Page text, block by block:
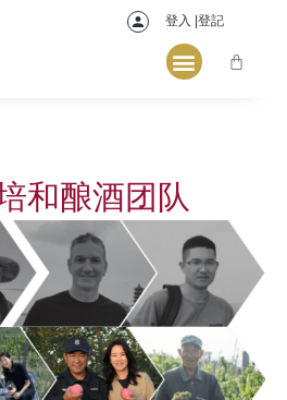
登入 |登記
和酿酒团队
于相正 Allen Hedgman
首席酿酒师
Bruce Yue 岳秀超
酿酒师